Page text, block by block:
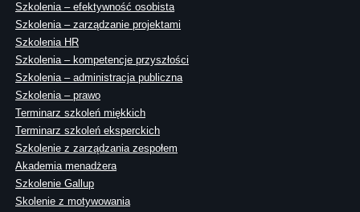
Szkolenia – efektywność osobista
Szkolenia – zarządzanie projektami
Szkolenia HR
Szkolenia – kompetencje przyszłości
Szkolenia – administracja publiczna
Szkolenia – prawo
Terminarz szkoleń miękkich
Terminarz szkoleń eksperckich
Szkolenie z zarządzania zespołem
Akademia menadżera
Szkolenie Gallup
Skolenie z motywowania